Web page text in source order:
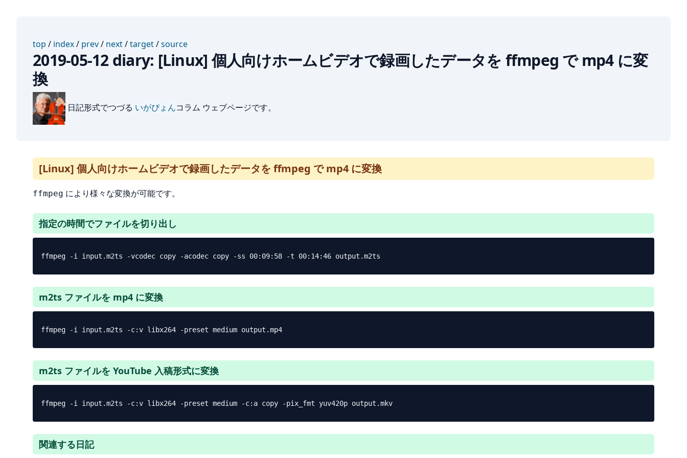
top / index/ prev/ next/target/source
2019-05-12 diary: [Linux] 個人向けホームビデオで録画したデータを ffmpeg で mp4 に変
換
日記形式でつづる いがぴょんコラム ウェブページです。
[Linux] 個人向けホームビデオで録画したデータを ffmpeg で mp4 に変換
ffmpeg により様々な変換が可能です。
指定の時間でファイルを切り出し
m2ts ファイルを mp4 に変換
m2ts ファイルを YouTube 入稿形式に変換
関連する日記